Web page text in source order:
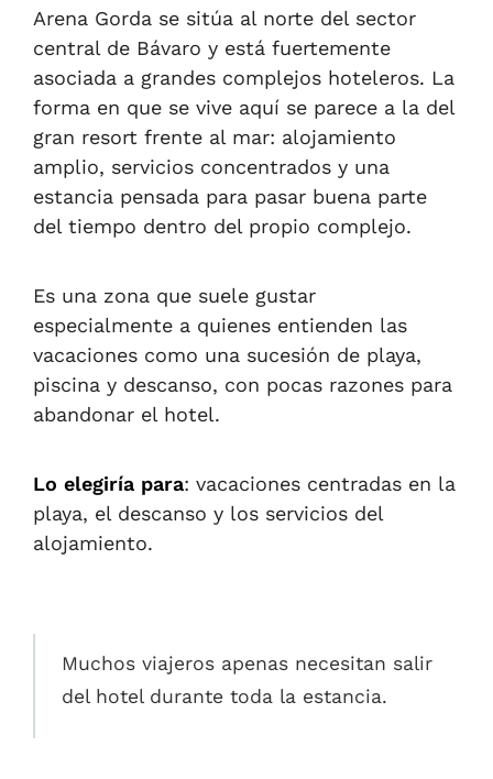
Arena Gorda se sitúa al norte del sector
central de Bávaro y está fuertemente
asociada a grandes complejos hoteleros. La
forma en que se vive aquí se parece a la del
gran resort frente al mar: alojamiento
amplio, servicios concentrados y una
estancia pensada para pasar buena parte
del tiempo dentro del propio complejo.
Es una zona que suele gustar
especialmente a quienes entienden las
vacaciones como una sucesión de playa,
piscina y descanso, con pocas razones para
abandonar el hotel.
Lo elegiría para: vacaciones centradas en la
playa, el descanso y los servicios del
alojamiento.
Muchos viajeros apenas necesitan salir
del hotel durante toda la estancia.